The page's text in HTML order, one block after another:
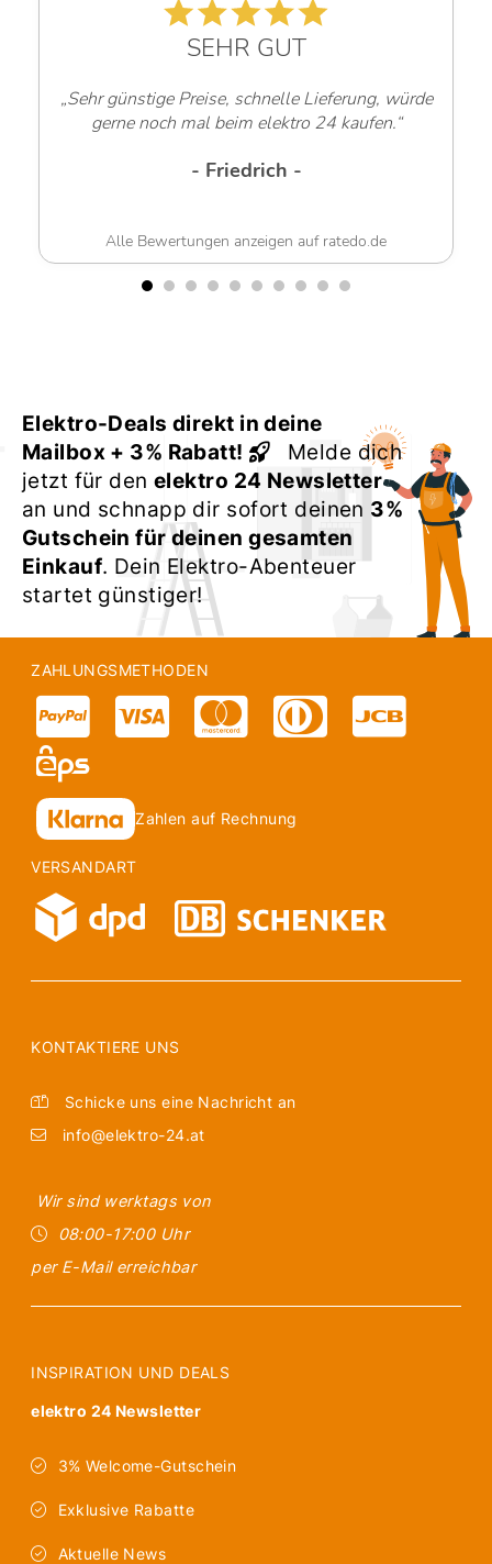
SEHR GUT
„Sehr günstige Preise, schnelle Lieferung, würde
gerne noch mal beim elektro 24 kaufen.“
- Friedrich -
Alle Bewertungen anzeigen auf ratedo.de
Elektro-Deals direkt in deine
Mailbox + 3% Rabatt!
Melde dich
jetzt für denelektro 24 Newsletter
an und schnapp dir sofort deinen 3%
Gutschein für deinen gesamten
Einkauf. Dein Elektro-Abenteuer
startet günstiger!
ZAHLUNGSMETHODEN
Zahlen auf Rechnung
VERSANDART
KONTAKTIERE UNS
Schicke uns eine Nachricht an
info@elektro-24.at
Wir sind werktags von
08:00-17:00 Uhr
per E-Mail erreichbar
INSPIRATION UND DEALS
elektro 24 Newsletter
3% Welcome-Gutschein
Exklusive Rabatte
Aktuelle News